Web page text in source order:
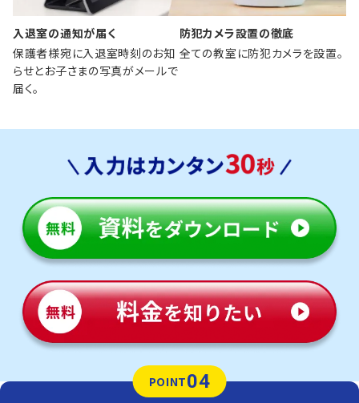
入退室の通知が届く
保護者様宛に入退室時刻のお知
らせとお子さまの写真がメールで
届く。
防犯カメラ設置の徹底
全ての教室に防犯カメラを設置。
POINT04